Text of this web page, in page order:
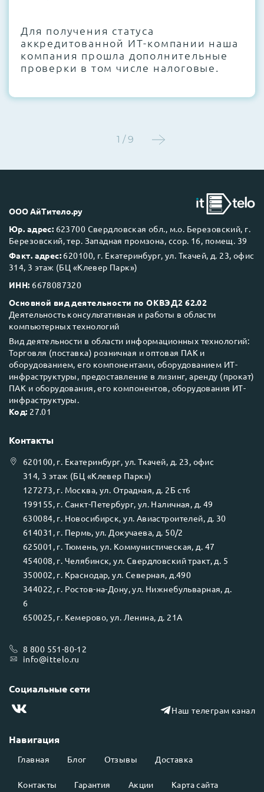
Этап 4:Стресс-тестирование под 100%
нагрузкой в течение 72 часов для
проверки стабильности всех подсистем
Next Business Day (NBD)
Для получения статуса
аккредитованной ИТ-компании наша
компания прошла дополнительные
проверки в том числе налоговые.
1 / 9
ООО АйТитело.ру
Юр. адрес: 623700 Свердловская обл., м.о. Березовский, г.
Березовский, тер. Западная промзона, ссор. 16, помещ. 39
Факт. адрес: 620100, г. Екатеринбург, ул. Ткачей, д. 23, офис
314, 3 этаж (БЦ «Клевер Парк»)
ИНН: 6678087320
Основной вид деятельности по ОКВЭД2 62.02
Деятельность консультативная и работы в области
компьютерных технологий
Вид деятельности в области информационных технологий:
Торговля (поставка) розничная и оптовая ПАК и
оборудованием, его компонентами, оборудованием ИТ-
инфраструктуры, предоставление в лизинг, аренду (прокат)
ПАК и оборудования, его компонентов, оборудования ИТ-
инфраструктуры.
Код: 27.01
Навигация
Главная Блог Отзывы Доставка
Контакты Гарантия Акции Карта сайта
Контакты
620100, г. Екатеринбург, ул.Ткачей, д. 23, офис
314, 3 этаж (БЦ «Клевер Парк»)
127273, г. Москва, ул. Отрадная, д. 2Б ст6
199155, г. Санкт-Петербург, ул. Наличная, д. 49
630084, г. Новосибирск, ул. Авиастроителей, д. 30
614031 , г. Пермь, ул. Докучаева, д. 50/2
625001 , г. Тюмень, ул. Коммунистическая, д. 47
454008, г. Челябинск, ул. Свердловский тракт, д. 5
350002, г. Краснодар, ул. Северная, д.490
344022, г. Ростов-на-Дону, ул. Нижнебульварная, д.
6
650025, г. Кемерово, ул. Ленина, д. 21А
8 800 551-80-12
info@ittelo.ru
Социальные сети
Наш телеграм канал